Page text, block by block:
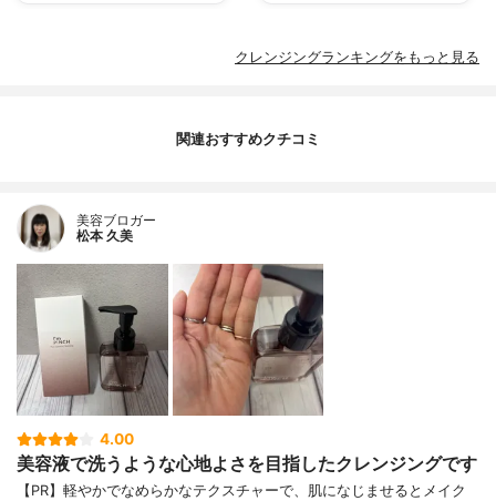
クレンジングランキングをもっと見る
関連おすすめクチコミ
美容ブロガー
松本 久美
4.00
美容液で洗うような心地よさを目指したクレンジングです
【PR】軽やかでなめらかなテクスチャーで、肌になじませるとメイク